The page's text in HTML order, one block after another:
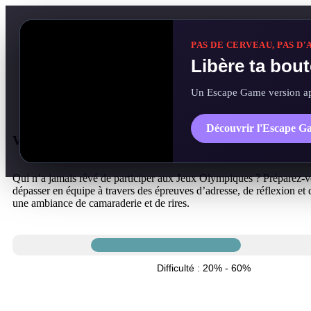
PAS DE CERVEAU, PAS
Libère ta
Un Escape Game version
Découvrir l'Escape
Vivez une expérience immersive
Qui n’a jamais rêvé de participer aux Jeux Olympiques ? Préparez-
dépasser en équipe à travers des épreuves d’adresse, de réflexion et
une ambiance de camaraderie et de rires.
Difficulté : 20% - 60%